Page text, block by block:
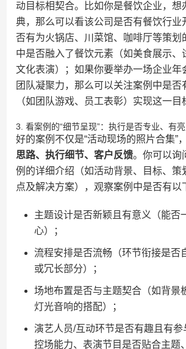
动目标相契合。比如你是餐饮企业，想
典，那么可以看该公司是否有餐饮行业
否有为火锅店、川菜馆、咖啡厅等策划
中是否融入了餐饮元素（如美食展示、
文化表演）；如果你要举办一场企业年
团队凝聚力，那么可以关注案例中是否
（如团队游戏、员工表彰）实现这一目
3. 看案例的“细节呈现”：执行是否专业、有
好的案例不仅是“活动现场的照片合集”
思路、执行细节、客户反馈​。你可以询
例的详细介绍（如活动背景、目标、策
点及解决方案），观察案例中是否有以
主题设计是否新颖且有意义（能否
心）；
流程安排是否流畅（环节衔接是否
或冗长部分）；
场地布置是否与主题契合（如背景
灯光音响的搭配）；
演艺人员/互动环节是否有趣且有参
控场能力、表演节目是否贴合主题